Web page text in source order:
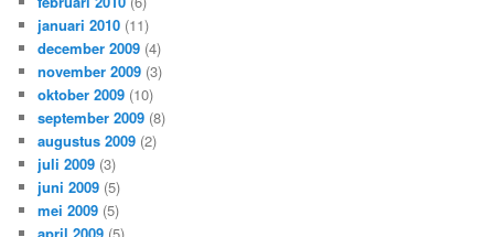
januari 2010 (11)
december 2009 (4)
november 2009 (3)
oktober 2009 (10)
september 2009 (8)
augustus 2009 (2)
juli 2009 (3)
juni 2009 (5)
mei 2009 (5)